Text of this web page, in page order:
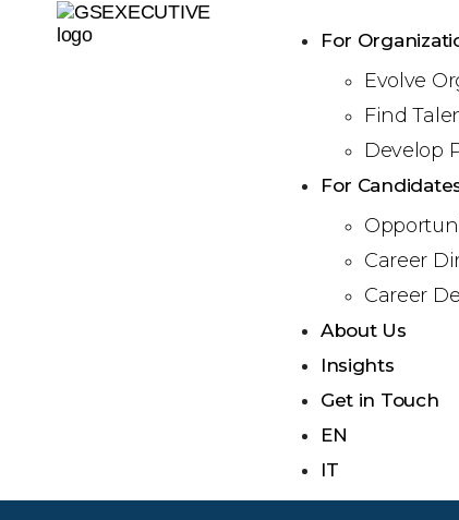
For
Evolve
Find
Develop
For
Career
Career
About Us
Insights
Get in Touch
EN
IT